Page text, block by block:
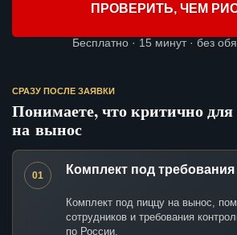
ПРОВЕРИТЬ, ЧЕМ
Бесплатно · 15 минут · без
СРАЗУ ПОСЛЕ ЗАЯВКИ
Понимаете, что критично
на вынос
01 Комплект под требования
Комплект под пиццу на вынос,
сотрудников и требования
по России.